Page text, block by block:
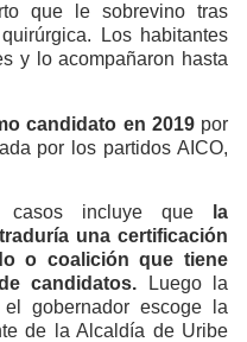
que le sobrevino tras
Los habitantes
y lo acompañaron hasta
candidato en 2019por
por los partidos AICO,
casos incluye que
la
una certificación
o coalición que tiene
candidatos. Luego la
gobernador escoge la
de la Alcaldía de Uribe